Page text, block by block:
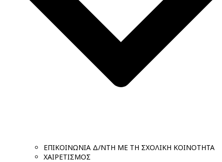
ΕΠΙΚΟΙΝΩΝΙΑ Δ/ΝΤΗ ΜΕ ΤΗ ΣΧΟΛΙΚΗ ΚΟΙΝΟΤΗΤΑ
ΧΑΙΡΕΤΙΣΜΟΣ